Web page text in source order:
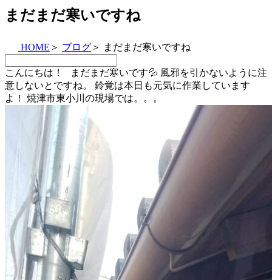
まだまだ寒いですね
HOME ＞ ブログ ＞ まだまだ寒いですね
こんにちは！ まだまだ寒いです💦 風邪を引かないように注
意しないとですね。 鈴覚は本日も元気に作業しています
よ！ 焼津市東小川の現場では。。。